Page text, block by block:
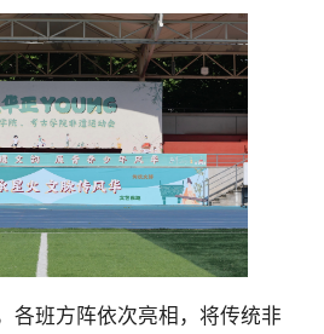
各班方阵依次亮相，将传统非